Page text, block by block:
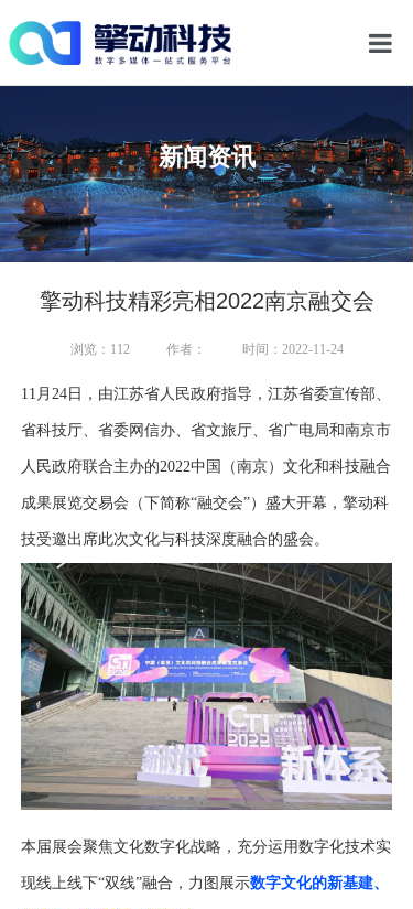
首页
光影物
多媒体
数字内容
新闻资讯
新闻资讯
擎动科技精彩亮相2022南京融交会
浏览： 112 作者： 时间：2022-11-24
11月24日，由江苏省人民政府指导，江苏省委宣传部、
省科技厅、省委网信办、省文旅厅、省广电局和南京市
人民政府联合主办的2022中国（南京）文化和科技融合
成果展览交易会（下简称“融交会”）盛大开幕，擎动科
技受邀出席此次文化与科技深度融合的盛会。
本届展会聚焦文化数字化战略，充分运用数字化技术实
现线上线下“双线”融合，力图展示数字文化的新基建、